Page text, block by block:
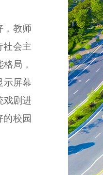
，教师
社会主
局，
示屏幕
戏剧进
的校园